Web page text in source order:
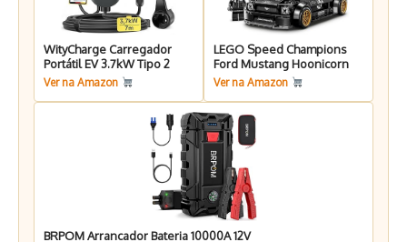
WityCharge Carregador
Portátil EV 3.7kW Tipo 2
Ver na Amazon
LEGO Speed Champions
Ford Mustang Hoonicorn
Ver na Amazon
BRPOM Arrancador Bateria 10000A 12V